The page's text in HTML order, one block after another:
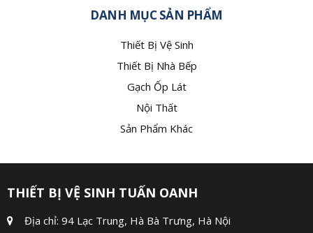
DANH MỤC SẢN PHẨM
Thiết Bị Vệ Sinh
Thiết Bị Nhà Bếp
Gạch Ốp Lát
Nội Thất
Sản Phẩm Khác
THIẾT BỊ VỆ SINH TUẤN OANH
Địa chỉ: 94 Lạc Trung, Hà Bà Trưng, Hà Nội